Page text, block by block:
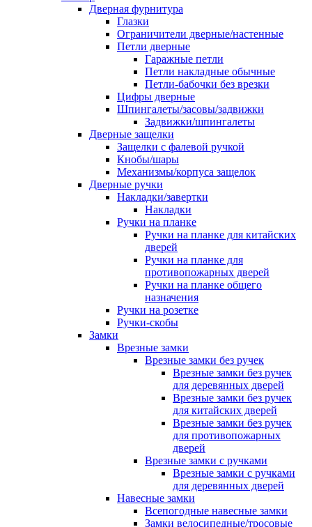
Дверная фурнитура
Глазки
Ограничители дверные/настенные
Петли дверные
Гаражные петли
Петли накладные обычные
Петли-бабочки без врезки
Цифры дверные
Шпингалеты/засовы/задвижки
Задвижки/шпингалеты
Дверные защелки
Защелки с фалевой ручкой
Кнобы/шары
Механизмы/корпуса защелок
Дверные ручки
Накладки/завертки
Накладки
Ручки на планке
Ручки на планке для китайских
дверей
Ручки на планке для
противопожарных дверей
Ручки на планке общего
назначения
Ручки на розетке
Ручки-скобы
Замки
Врезные замки
Врезные замки без ручек
Врезные замки без ручек
для деревянных дверей
Врезные замки без ручек
для китайских дверей
Врезные замки без ручек
для противопожарных
дверей
Врезные замки с ручками
Врезные замки с ручками
для деревянных дверей
Навесные замки
Всепогодные навесные замки
Замки велосипедные/тросовые